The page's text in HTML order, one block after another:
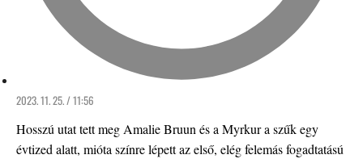
2023. 11. 25. / 11:56
Hosszú utat tett meg Amalie Bruun és a Myrkur a szűk egy
évtized alatt, mióta színre lépett az első, elég felemás fogadtatású